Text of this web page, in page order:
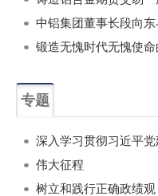
专题
深入学习贯彻习近平党
伟大征程
树立和践行正确政绩观